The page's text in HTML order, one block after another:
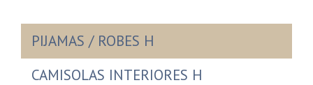
PIJAMAS / ROBES H
CAMISOLAS INTERIORES H